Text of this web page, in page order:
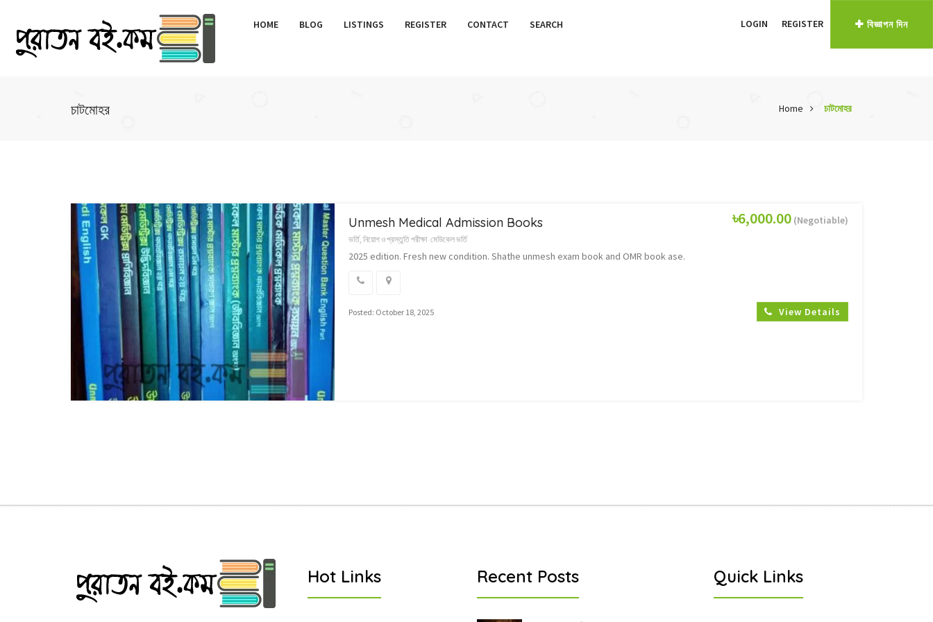
HOME BLOG LISTINGS REGISTER CONTACT SEARCH LOGIN REGISTER বিজ্ঞাপন দিন
চাটমোহর Home চাটমোহর
৳6,000.00 (Negotiable)
Unmesh Medical Admission Books
ভর্তি, নিয়োগ ও প্রস্তুতি পরীক্ষা মেডিকেল ভর্তি
2025 edition. Fresh new condition. Shathe unmesh exam book and OMR book ase.
Posted: October 18, 2025 View Details
Hot Links Recent Posts Quick Links